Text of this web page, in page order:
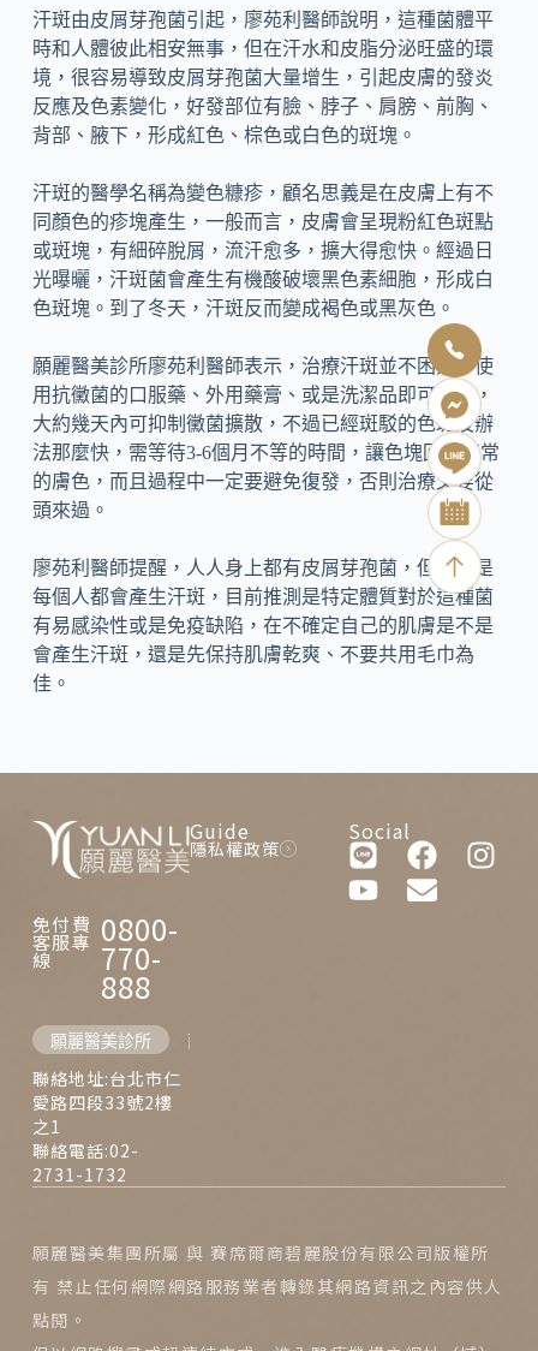
汗斑由皮屑芽孢菌引起，廖苑利醫師說明，這種菌體平
時和人體彼此相安無事，但在汗水和皮脂分泌旺盛的環
境，很容易導致皮屑芽孢菌大量增生，引起皮膚的發炎
反應及色素變化，好發部位有臉、脖子、肩膀、前胸、
背部、腋下，形成紅色、棕色或白色的斑塊。
汗斑的醫學名稱為變色糠疹，顧名思義是在皮膚上有不
同顏色的疹塊產生，一般而言，皮膚會呈現粉紅色斑點
或斑塊，有細碎脫屑，流汗愈多，擴大得愈快。經過日
光曝曬，汗斑菌會產生有機酸破壞黑色素細胞，形成白
色斑塊。到了冬天，汗斑反而變成褐色或黑灰色。
願麗醫美診所廖苑利醫師表示，治療汗斑並不困難，使
用抗黴菌的口服藥、外用藥膏、或是洗潔品即可見效，
大約幾天內可抑制黴菌擴散，不過已經斑駁的色斑沒辦
法那麼快，需等待3-6個月不等的時間，讓色塊回復正常
的膚色，而且過程中一定要避免復發，否則治療又要從
頭來過。
廖苑利醫師提醒，人人身上都有皮屑芽孢菌，但卻不是
每個人都會產生汗斑，目前推測是特定體質對於這種菌
有易感染性或是免疫缺陷，在不確定自己的肌膚是不是
會產生汗斑，還是先保持肌膚乾爽、不要共用毛巾為
佳。
免付費
客服專
線
0800-
770-
888
願麗醫美診所 西門麗思醫美診所
聯絡地址:台北市仁
愛路四段33號2樓
之1
聯絡電話:02-
2731-1732
Guide
隱私權政策
Social
願麗醫美集團所屬 與 賽席爾商碧麗股份有限公司版權所
有 禁止任何網際網路服務業者轉錄其網路資訊之內容供人
點閱。